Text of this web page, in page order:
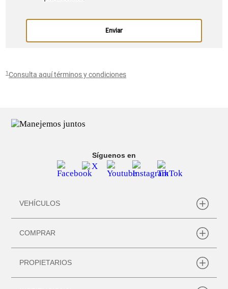
1Consulta aquí términos y condiciones